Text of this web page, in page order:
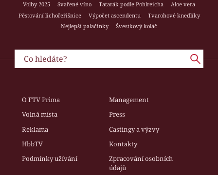
Volby 2025
Svařené víno Tatarák podle Pohlreicha
Aloe vera
Pěstování lichořeřišnice
Výpočet ascendentu
Tvarohové knedlíky
Nejlepší palačinky
Švestkový koláč
O FTV Prima
Management
Volná místa
Press
Reklama
Castingy a výzvy
HbbTV
Kontakty
Podmínky užívání
Zpracování osobních
údajů